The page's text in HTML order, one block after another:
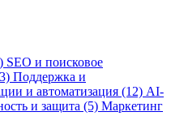
SEO и поисковое
Поддержка и
и автоматизация (12) AI-
и защита (5) Маркетинг